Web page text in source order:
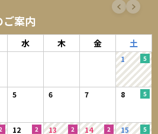
ご案内
水 木 金 土
1
5 6 7 8
12 13 14 15